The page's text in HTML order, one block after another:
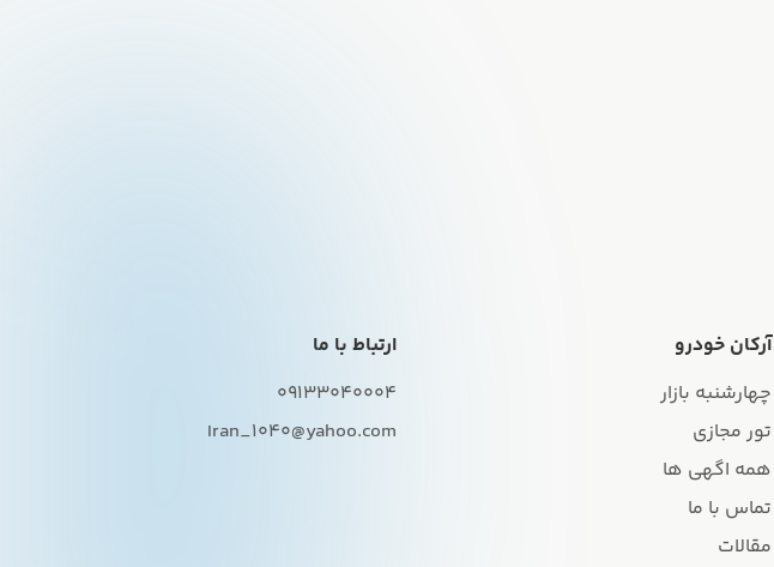
آرکان خودرو
چهارشنبه بازار
تور مجازی
همه اگهی ها
تماس با ما
مقالات
ارتباط با ما
09133040004
Iran_1040@yahoo.com